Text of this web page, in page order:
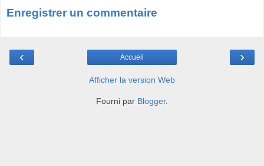
Enregistrer un commentaire
‹ ›
Accueil
Afficher la version Web
Fourni par Blogger.